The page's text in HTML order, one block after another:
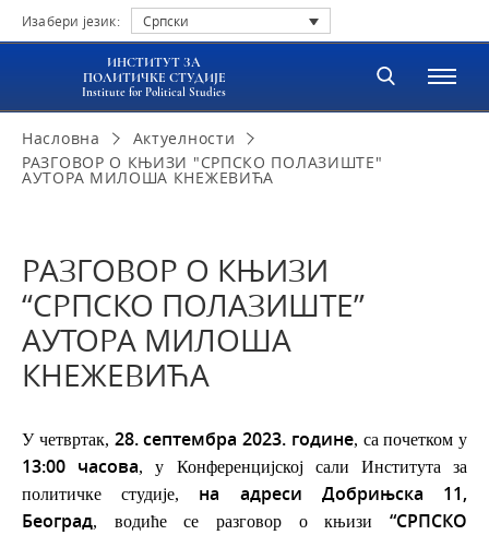
Изабери језик: Српски
ИНСТИТУТ ЗА
ПОЛИТИЧКЕ СТУДИЈЕ
Institute for Political Studies
Насловна
Актуелности
РАЗГОВОР О КЊИЗИ "СРПСКО ПОЛАЗИШТЕ"
АУТОРА МИЛОША КНЕЖЕВИЋА
РАЗГОВОР О КЊИЗИ
“СРПСКО ПОЛАЗИШТЕ”
АУТОРА МИЛОША
КНЕЖЕВИЋА
У четвртак, 28. септембра 2023. године, са почетком у
13:00 часова, у Конференцијској сали Института за
политичке студије, на адреси Добрињска 11,
Београд, водиће се разговор о књизи “СРПСКО